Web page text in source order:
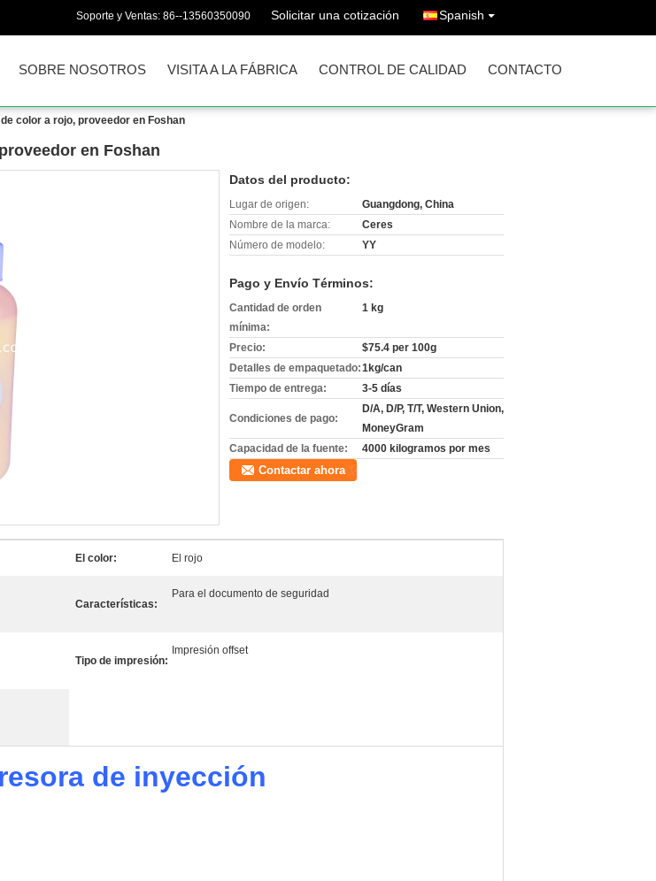
Soporte y Ventas: 86--13560350090 Solicitar una cotización Spanish
SOBRE NOSOTROS VISITA A LA FÁBRICA CONTROL DE CALIDAD CONTACTO
color a rojo, proveedor en Foshan
en Foshan
Datos del producto:
Lugar de origen:
Guangdong, China
Nombre de la marca:
Ceres
Número de modelo:
YY
Pago y Envío Términos:
Cantidad de orden
mínima:
1 kg
Precio:
$75.4 per 100g
Detalles de empaquetado:1kg/can
Tiempo de entrega:
3-5 días
Condiciones de pago:
D/A, D/P, T/T, Western Union,
MoneyGram
Capacidad de la fuente:
4000 kilogramos por mes
Contactar ahora
El color: El rojo
Características:
Para el documento de seguridad
Tipo de impresión:
Impresión offset
de inyección